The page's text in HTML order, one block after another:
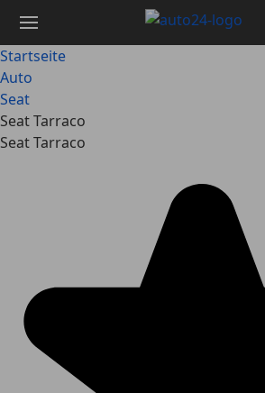
Hauptinhalt
springen
Startseite
Auto
Seat
Seat Tarraco
Seat Tarraco